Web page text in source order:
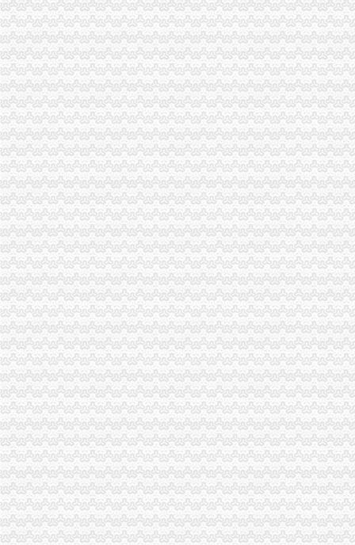
城口局落实“六项措施”重庆税务注销助推微型企业发展
石柱局落实“五个一”重庆分公司注销措施深入推进创先争优活动
监察室支部扎实开展红盾箴言创作播活动
经开园局重庆分公司注销圆满完成第一阶段店招整工作
巴南局鱼洞所落实“五到位”重庆营业执照注销扶持微型企业发展
南川局建立内激励、重庆代办公司关怀、帮扶三项机制深入开展创先争优活动
渝北局“三个结合”重庆代办公司做好创先争优“一讲二评三公示”活动
市重庆分公司注销局抓好三项工作确保户籍制度改革实现阶段目标
九龙坡区新增六件重庆著名商标
南岸局“宣、培、研、协、深”重庆公司注销积推进微型企业发展工作
渝中局“两个结合”重庆分公司注销开展“结穷亲”活动
开县局建立“重点工作周报表”重庆分公司注销提高工作效能
万盛局“四个一”重庆代办公司积创建学习型组织
彭水局重庆公司注销被彭水县委县评为2009年度考核先进集体
大足局重庆营业执照注销采取四条措施抓好建工作成效明显
万盛局实施“123456”重庆分公司注销工程深化“消费安全监管”主题活动
九龙坡局充分发挥属地化模式优势实现电子商务工作“三提升”重庆代办公司
双桥局“四个化”重庆公司注销加印刷品广告监督管理工作
渝北局重庆税务注销系农村消费者助其维权受赞誉
永川局重庆代办公司充分发挥职能作用力促瓜农增收
涪陵局重庆税务注销出台五项措施大力推进节约型机关建设
巴南局“五步走”重庆营业执照注销开展好“一述二评三公示”活动
双桥局四举措落实“红盾护民生”重庆税务注销执法百日攻坚行动
涪陵局重庆公司注销针对连晴高温天气加三类食品监管
石柱局“三加一严格”重庆营业执照注销积做好高温天气防暑降温工作
酉局重庆税务注销大力发展农民专业合作社助推农户万元增收
彭水局重庆公司注销被彭水县评为2009年度考核先进集体
丰都局重庆代办公司突出推进学习型组织建设
南川局重庆分公司注销化流通环节食品安全监管为届金佛山国际旅游文化节保
北碚局重庆税务注销采取三条措施积应对高温天气
2010中国重庆.青年人才论坛工商系统分论坛“两翼”重庆税务注销子论坛在云局
落实创先争优活动“一讲二评三公示”重庆税务注销要注重把握五个环节
大渡口局建立四项制度确保“一讲二评三公示”重庆代办公司活动见实效